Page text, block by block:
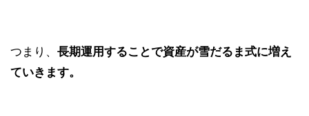
つまり、 長期運用することで資産が雪だるま式に増え
ていきます。